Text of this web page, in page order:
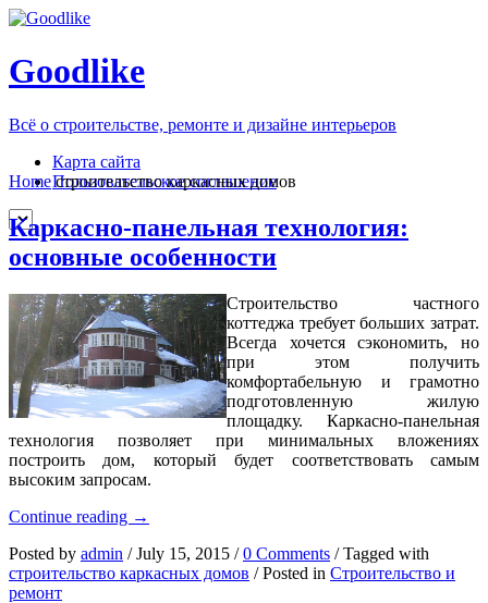
Goodlike
Всё о строительстве, ремонте и дизайне интерьеров
Карта сайта
Пользовательское соглашение
Home строительство каркасных домов
Каркасно-панельная технология:
основные особенности
Строительство частного
коттеджа требует больших затрат.
Всегда хочется сэкономить, но
при этом получить
комфортабельную и грамотно
подготовленную жилую
площадку. Каркасно-панельная
технология позволяет при минимальных вложениях
построить дом, который будет соответствовать самым
высоким запросам.
Continue reading Каркасно-
технология:
основные
→
Posted by admin / July 15, 2015 / 0 Comments / Tagged with
строительство каркасных домов / Posted in Строительство и
ремонт